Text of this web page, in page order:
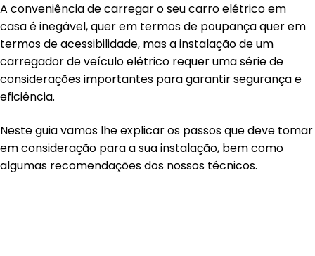
A conveniência de carregar o seu carro elétrico em
casa é inegável, quer em termos de poupança quer em
termos de acessibilidade, mas a instalação de um
carregador de veículo elétrico requer uma série de
considerações importantes para garantir segurança e
eficiência.
Neste guia vamos lhe explicar os passos que deve tomar
em consideração para a sua instalação, bem como
algumas recomendações dos nossos técnicos.